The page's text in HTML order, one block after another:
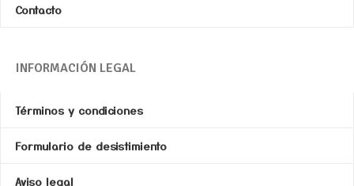
Contacto
INFORMACIÓN LEGAL
Términos y condiciones
Formulario de desistimiento
Aviso legal